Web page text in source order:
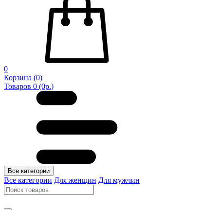
0
Корзина (0)
Товаров 0 (0р.)
Все категории
Все категории Для женщин Для мужчин